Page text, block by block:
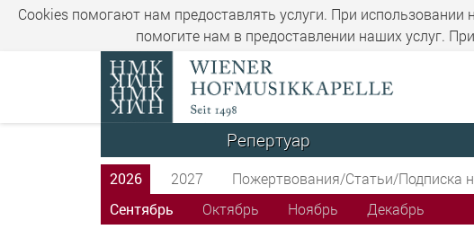
Cookies помогают нам предоставлять услуги. При
помогите нам в предоставлении наших услуг.
Репертуар
2026 2027 Пожертвования/Статьи/Подписка
Сентябрь
Октябрь Ноябрь Декабрь